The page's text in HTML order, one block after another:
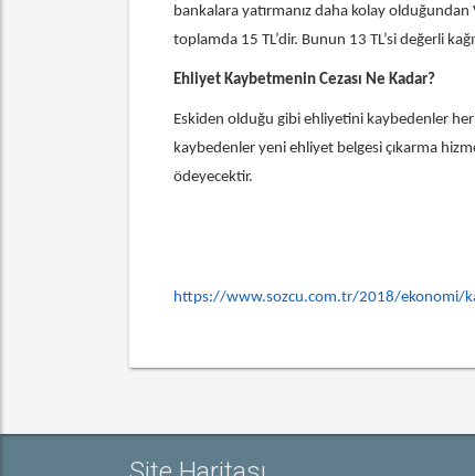
bankalara yatırmanız daha kolay
toplamda 15 TL’dir. Bunun 13 TL’si değerli
Ehliyet Kaybetmenin Cezası Ne Kadar?
Eskiden olduğu gibi ehliyetini kaybedenler
kaybedenler yeni ehliyet belgesi çıkarma
ödeyecektir.
https://www.sozcu.com.tr/2018/ekonomi/